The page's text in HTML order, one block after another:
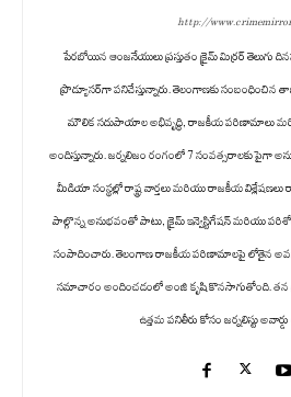
http://
పేరబోయిన ఆంజనేయులు ప్రస్తుతం క్రైమ్ మిర్రర్ తెలుగు
ప్రొడ్యూసర్‌గా పనిచేస్తున్నారు. తెలంగాణకు సంబంధించిన తాజా
మౌలిక సదుపాయాల అభివృద్ధి, రాజకీయ పరిణామాలు
అందిస్తున్నారు. జర్నలిజం రంగంలో 7 సంవత్సరాలకు పైగా
మీడియా సంస్థల్లో రాష్ట్ర వార్తలు మరియు రాజకీయ విశ్లేషణలు
పాల్గొన్న అనుభవంతో పాటు, క్రైమ్ ఇన్వెస్టిగేషన్ మరియు
సంపాదించారు. తెలంగాణ రాజకీయ పరిణామాలపై లోతైన
సమాచారం అందించడంలో అంజి కృషి కొనసాగుతోంది. తన
ఉత్తమ పనితీరు కోసం జర్నలిస్టు అవార్డు